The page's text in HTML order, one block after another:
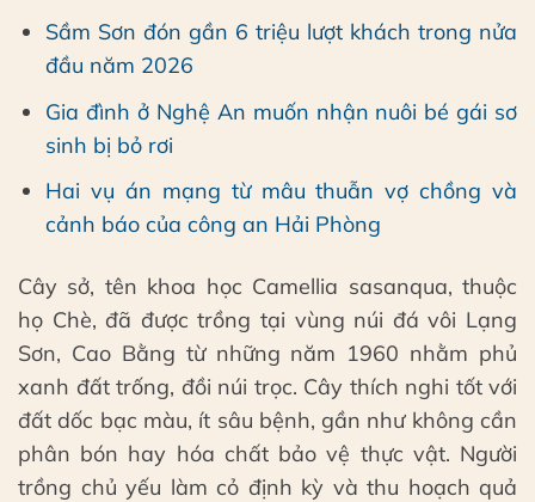
Sầm Sơn đón gần 6 triệu lượt khách trong nửa
đầu năm 2026
Gia đình ở Nghệ An muốn nhận nuôi bé gái sơ
sinh bị bỏ rơi
Hai vụ án mạng từ mâu thuẫn vợ chồng và
cảnh báo của công an Hải Phòng
Cây sở, tên khoa học Camellia sasanqua, thuộc
họ Chè, đã được trồng tại vùng núi đá vôi Lạng
Sơn, Cao Bằng từ những năm 1960 nhằm phủ
xanh đất trống, đồi núi trọc. Cây thích nghi tốt với
đất dốc bạc màu, ít sâu bệnh, gần như không cần
phân bón hay hóa chất bảo vệ thực vật. Người
trồng chủ yếu làm cỏ định kỳ và thu hoạch quả